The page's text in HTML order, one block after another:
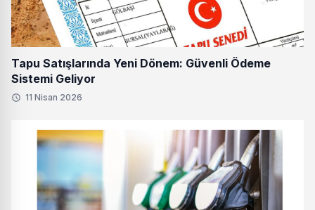
Tapu Satışlarında Yeni Dönem: Güvenli Ödeme
Sistemi Geliyor
11 Nisan 2026